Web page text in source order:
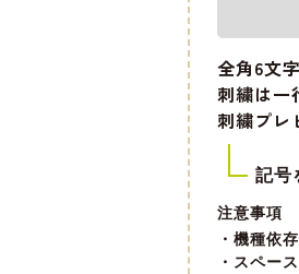
全角6文字
刺繍は一
刺繍プレ
記号
注意事項
・機種依
・スペー